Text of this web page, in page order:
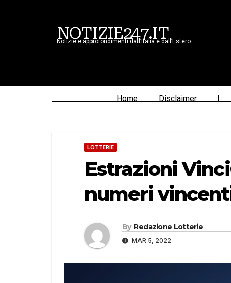
NOTIZIE247.IT
Notizie e approfondimenti dall’Italia e dall’Estero
Home Disclaimer |
LOTTERIE
Estrazioni
numeri
By Redazione Lotterie
MAR 5, 2022